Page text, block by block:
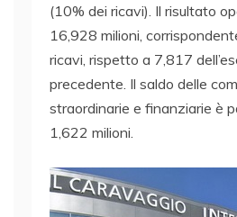
(10% dei ricavi). Il risultato
16,928 milioni,
ricavi, rispetto a 7,817
precedente. Il saldo delle
straordinarie e finanziarie è
1,622 milioni.